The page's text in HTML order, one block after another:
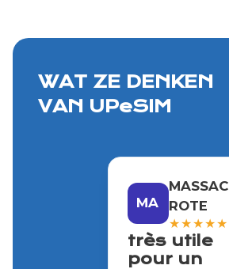
WAT ZE DENKEN
VAN UPeSIM
MA
MASSAC
ROTE
★★★★★
très utile
pour un